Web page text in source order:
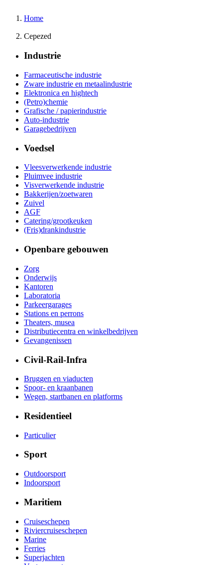
Home
Cepezed
Industrie
Farmaceutische industrie
Zware industrie en metaalindustrie
Elektronica en hightech
(Petro)chemie
Grafische / papierindustrie
Auto-industrie
Garagebedrijven
Voedsel
Vleesverwerkende industrie
Pluimvee industrie
Visverwerkende industrie
Bakkerijen/zoetwaren
Zuivel
AGF
Catering/grootkeuken
(Fris)drankindustrie
Openbare gebouwen
Zorg
Onderwijs
Kantoren
Laboratoria
Parkeergarages
Stations en perrons
Theaters, musea
Distributiecentra en winkelbedrijven
Gevangenissen
Civil-Rail-Infra
Bruggen en viaducten
Spoor- en kraanbanen
Wegen, startbanen en platforms
Residentieel
Particulier
Sport
Outdoorsport
Indoorsport
Maritiem
Cruiseschepen
Riviercruiseschepen
Marine
Ferries
Superjachten